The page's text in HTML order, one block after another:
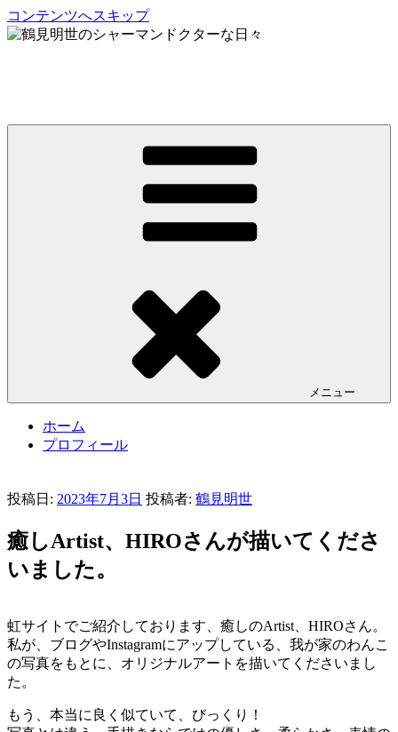
コンテンツへスキップ
メニュー
ホーム
プロフィール
投稿日: 2023年7月3日 投稿者: 鶴見明世
癒しArtist、HIROさんが描いてくださ
いました。
虹サイトでご紹介しております、癒しのArtist、HIROさん。
私が、ブログやInstagramにアップしている、我が家のわんこ
の写真をもとに、オリジナルアートを描いてくださいまし
た。
もう、本当に良く似ていて、びっくり！